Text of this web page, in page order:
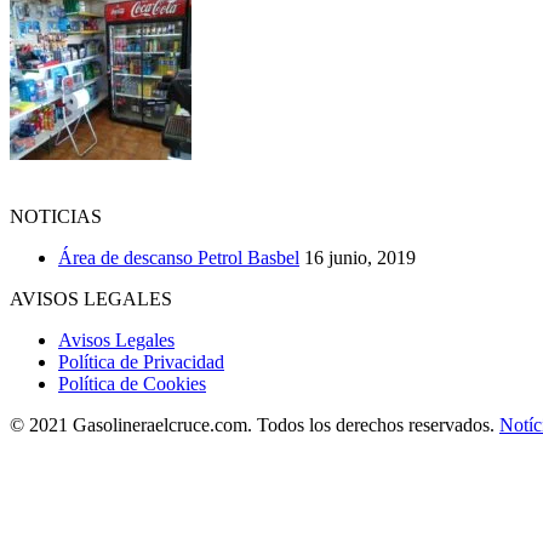
NOTICIAS
Área de descanso Petrol Basbel 16 junio, 2019
AVISOS LEGALES
Avisos Legales
Política de Privacidad
Política de Cookies
© 2021 Gasolineraelcruce.com. Todos los derechos reservados.